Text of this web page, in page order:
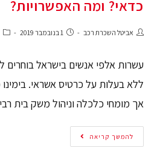
כדאי? ומה האפשרויות?
אביטל השכרת רכב 1 בנובמבר 2019
עשרות אלפי אנשים בישראל בוחרים
ללא בעלות על כרטיס אשראי.
אך מומחי כלכלה וניהול משק בית
להמשך קריאה